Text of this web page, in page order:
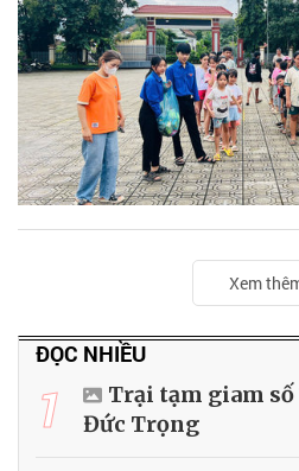
Xem
ĐỌC NHIỀU
1
Trại tạm giam số
Đức Trọng